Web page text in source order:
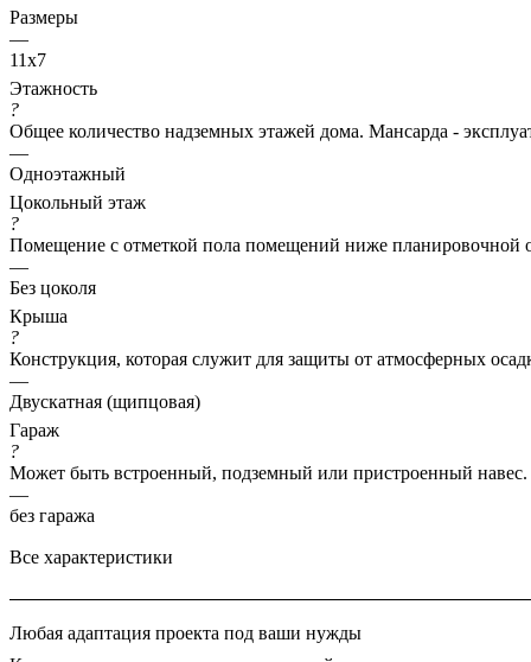
Размеры
—
11x7
Этажность
?
Общее количество надземных этажей дома. Мансарда -
—
Одноэтажный
Цокольный этаж
?
Помещение с отметкой пола помещений ниже
—
Без цоколя
Крыша
?
Конструкция, которая служит для защиты от атмосферных
—
Двускатная (щипцовая)
Гараж
?
Может быть встроенный, подземный или пристроенный навес.
—
без гаража
Все характеристики
Любая адаптация проекта под ваши нужды